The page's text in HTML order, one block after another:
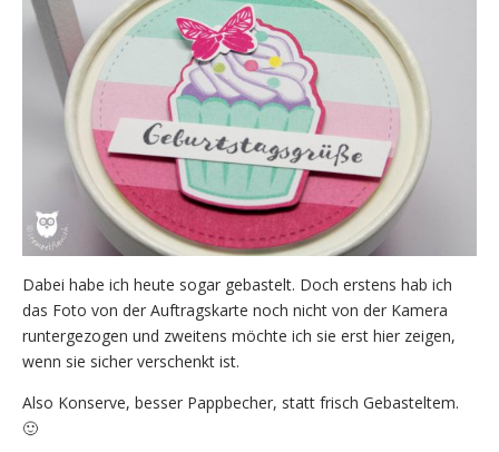
Dabei habe ich heute sogar gebastelt. Doch erstens hab ich
das Foto von der Auftragskarte noch nicht von der Kamera
runtergezogen und zweitens möchte ich sie erst hier zeigen,
wenn sie sicher verschenkt ist.
Also Konserve, besser Pappbecher, statt frisch Gebasteltem.
🙂